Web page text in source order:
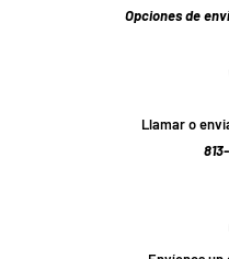
Opciones de
Llamar o